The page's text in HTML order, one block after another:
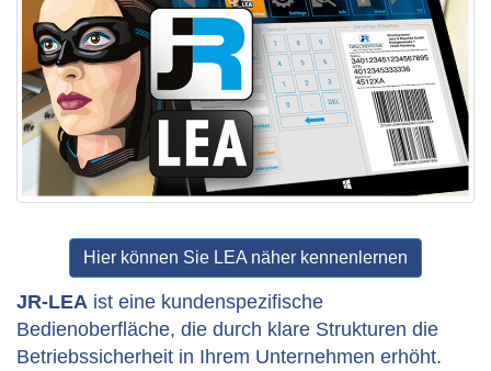
Hier können Sie LEA näher kennenlernen
JR-LEA ist eine kundenspezifische
Bedienoberfläche, die durch klare Strukturen die
Betriebssicherheit in Ihrem Unternehmen erhöht.